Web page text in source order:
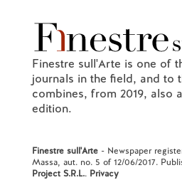
Finestre sull'Arte is one of
journals in the field, and to
combines, from 2019, also
edition.
Finestre sull'Arte- Newspaper
Massa, aut. no. 5 of 12/06/2017.
Project S.R.L.. Privacy